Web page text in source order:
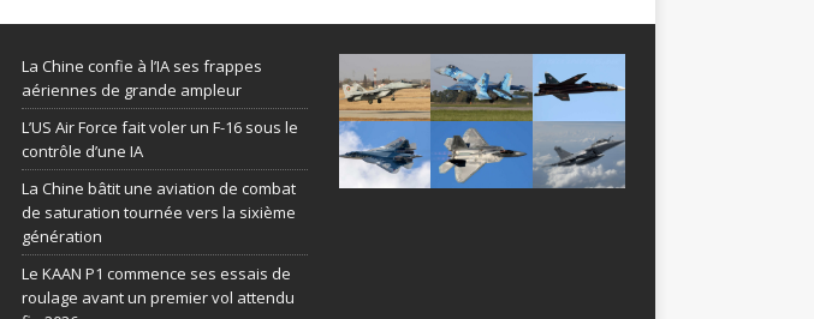
La Chine confie à l’IA ses frappes
aériennes de grande ampleur
L’US Air Force fait voler un F-16 sous le
contrôle d’une IA
La Chine bâtit une aviation de combat
de saturation tournée vers la sixième
génération
Le KAAN P1 commence ses essais de
roulage avant un premier vol attendu